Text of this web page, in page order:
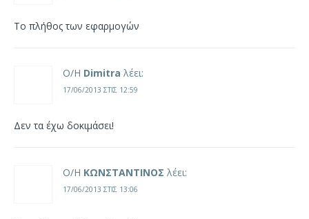
Το πλήθος των εφαρμογών
Ο/Η Dimitra λέει:
17/06/2013 ΣΤΙΣ 12:59
Δεν τα έχω δοκιμάσει!
Ο/Η ΚΩΝΣΤΑΝΤΙΝΟΣ λέει:
17/06/2013 ΣΤΙΣ 13:06